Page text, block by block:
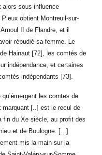
alors sous influence
obtient Montreuil-sur-
II de Flandre, et il
répudié sa femme. Le
Hainaut [72], les comtés de
indépendance, et certaines
indépendants [73].
les comtes de
marquant [..] est le recul de
fin du Xe siècle, au profit des
et de Boulogne. [...]
mis la main sur la